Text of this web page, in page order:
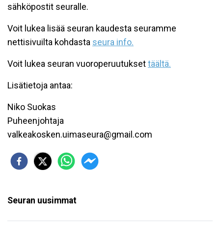
sähköpostit seuralle.
Voit lukea lisää seuran kaudesta seuramme
nettisivuilta kohdasta seura info.
Voit lukea seuran vuoroperuutuksettäältä.
Lisätietoja antaa:
Niko Suokas
Puheenjohtaja
valkeakosken.uimaseura@gmail.com
Seuran uusimmat